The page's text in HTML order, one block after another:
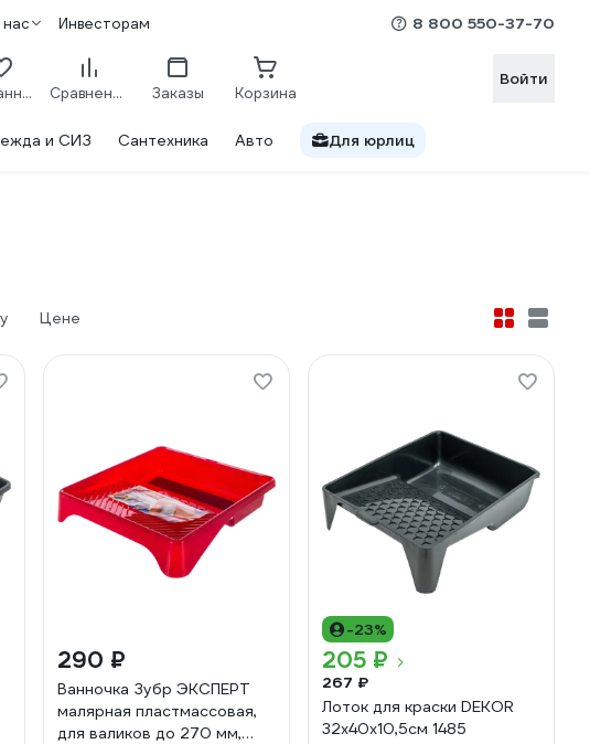
Инвесторам 8 800 550-37-70
Избранное Сравнение Заказы Корзина
Войти
и СИЗ Сантехника Авто Для юрлиц
Цене
290 ₽
Ванночка Зубр ЭКСПЕРТ
малярная пластмассовая,
для валиков до 270 мм,
-23%
205 ₽
267 ₽
Лоток для краски DEKOR
32x40x10,5см 1485